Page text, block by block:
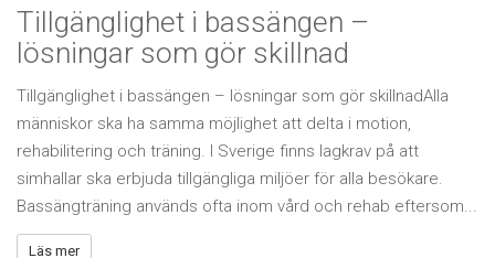
Tillgänglighet i bassängen –
lösningar som gör skillnad
Tillgänglighet i bassängen – lösningar som gör skillnadAlla
människor ska ha samma möjlighet att delta i motion,
rehabilitering och träning. I Sverige finns lagkrav på att
simhallar ska erbjuda tillgängliga miljöer för alla besökare.
Bassängträning används ofta inom vård och rehab eftersom...
Läs mer